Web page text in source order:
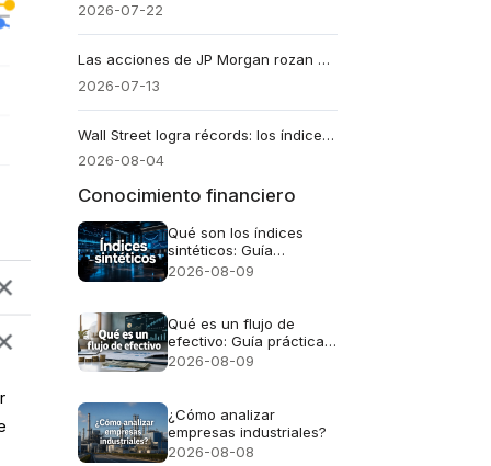
2026-07-22
Las acciones de JP Morgan rozan máximos a las puertas de sus resultados
2026-07-13
Wall Street logra récords: los índices bursátiles se disparan
2026-08-04
Conocimiento financiero
Qué son los índices
sintéticos: Guía
completa para entender
2026-08-09
Qué es un flujo de
efectivo: Guía práctica
para entenderlo y
2026-08-09
¿Cómo analizar
empresas industriales?
2026-08-08